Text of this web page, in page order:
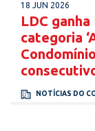
18 JUN 2026
LDC
categoria
NOTÍCIAS DO